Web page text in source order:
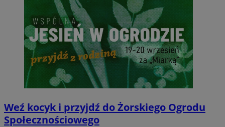
Weź kocyk i przyjdź do Żorskiego Ogrodu
Społecznościowego